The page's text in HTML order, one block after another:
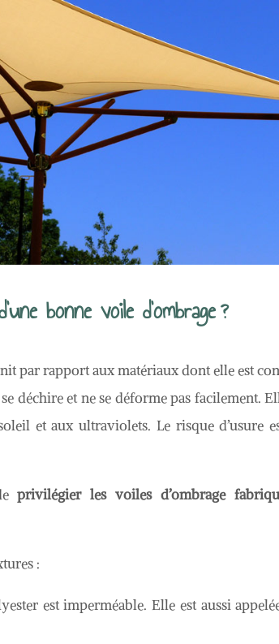
bonne voile d’ombrage ?
par rapport aux matériaux dont elle est
déchire et ne se déforme pas facilement.
et aux ultraviolets. Le risque d’usure
privilégier les voiles d’ombrage
:
est imperméable. Elle est aussi